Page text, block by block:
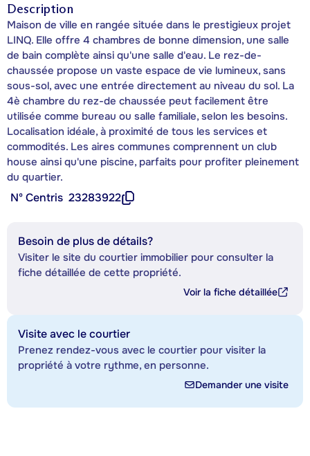
Description
Maison de ville en rangée située dans le prestigieux projet
LINQ. Elle offre 4 chambres de bonne dimension, une salle
de bain complète ainsi qu'une salle d'eau. Le rez-de-
chaussée propose un vaste espace de vie lumineux, sans
sous-sol, avec une entrée directement au niveau du sol. La
4è chambre du rez-de chaussée peut facilement être
utilisée comme bureau ou salle familiale, selon les besoins.
Localisation idéale, à proximité de tous les services et
commodités. Les aires communes comprennent un club
house ainsi qu'une piscine, parfaits pour profiter pleinement
du quartier.
Nº Centris 23283922
Besoin de plus de détails?
Visiter le site du courtier immobilier pour consulter la
fiche détaillée de cette propriété.
Voir la fiche détaillée
Visite avec le courtier
Prenez rendez-vous avec le courtier pour visiter la
propriété à votre rythme, en personne.
Demander une visite